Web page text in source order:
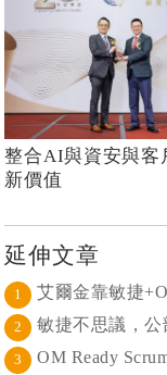
整合AI與資安與客
新價值
延伸文章
1 艾爾金靠敏捷+OKR+AI成功
2 敏捷不思議，公部門
3 OM Ready Scrum